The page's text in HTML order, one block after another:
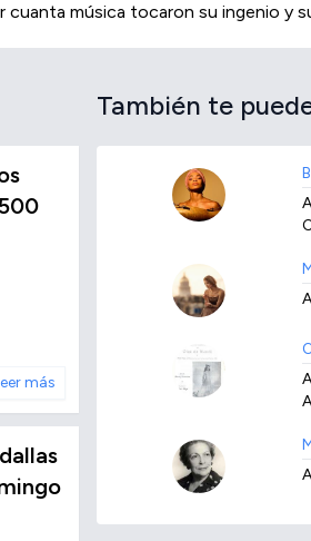
música tocaron su ingenio y
más
También te